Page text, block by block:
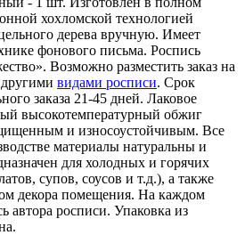
хохломской технологией
дерева вручную. Имеет
фонового письма. Роспись
Возможно разместить заказ на
другими видами росписи. Срок
заказа 21-45 дней. Лаковое
высокотемпературный обжиг
и износоустойчивым. Все
материалы натуральны и
для холодных и горячих
супов, соусов и т.д.), а также
декора помещения. На каждом
автора росписи. Упаковка из